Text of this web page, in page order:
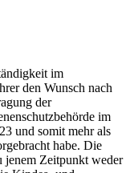
im
den Wunsch nach
der
im
und somit mehr als
habe. Die
jenem Zeitpunkt weder